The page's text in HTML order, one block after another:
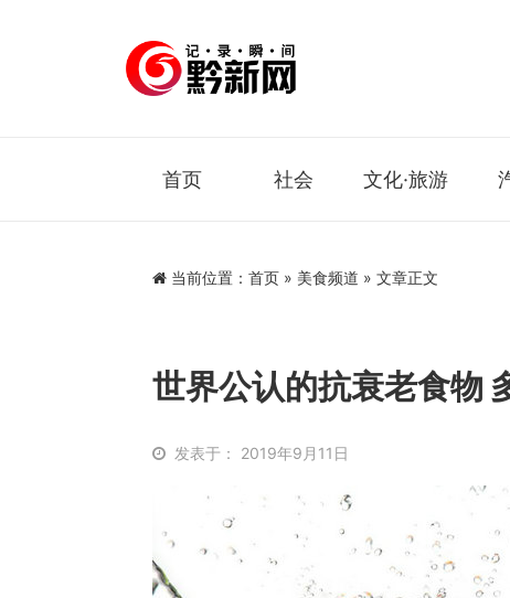
首页 社会 文化·旅游
当前位置： 首页 » 美食频道 » 文章正文
世界公认的抗衰老食物
发表于： 2019年9月11日